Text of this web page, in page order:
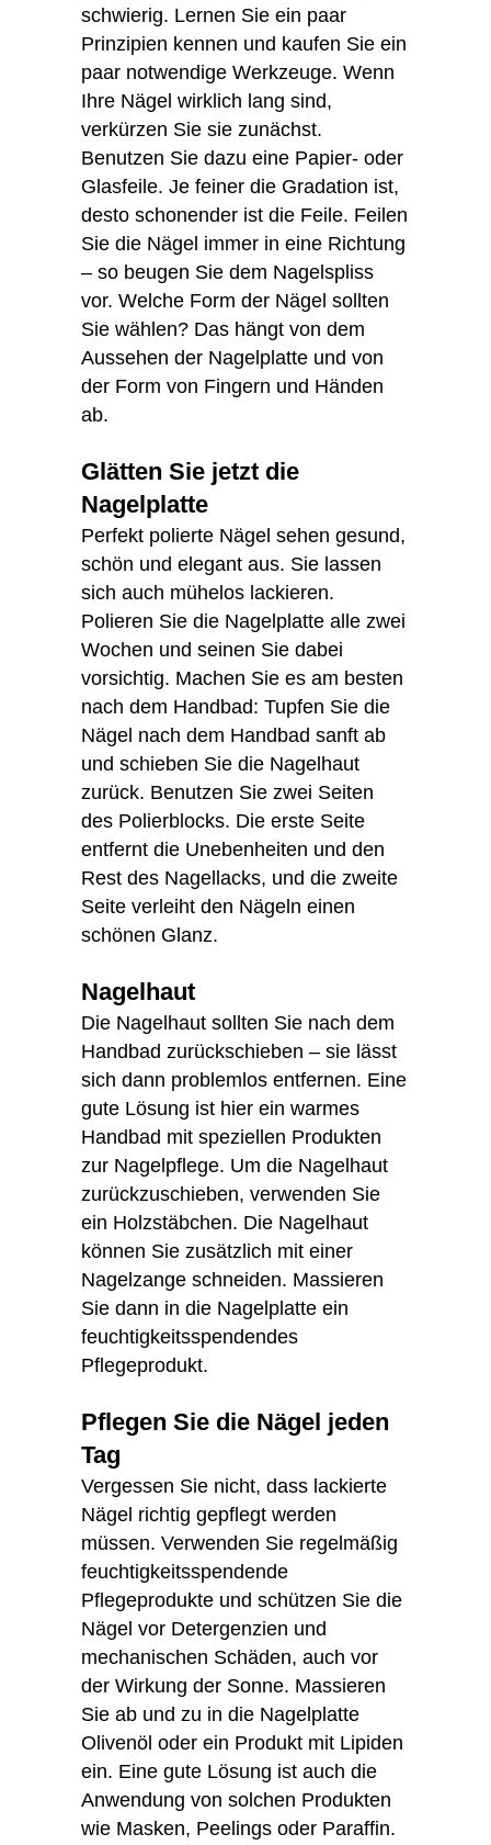
schwierig. Lernen Sie ein paar
Prinzipien kennen und kaufen Sie ein
paar notwendige Werkzeuge. Wenn
Ihre Nägel wirklich lang sind,
verkürzen Sie sie zunächst.
Benutzen Sie dazu eine Papier- oder
Glasfeile. Je feiner die Gradation ist,
desto schonender ist die Feile. Feilen
Sie die Nägel immer in eine Richtung
– so beugen Sie dem Nagelspliss
vor. Welche Form der Nägel sollten
Sie wählen? Das hängt von dem
Aussehen der Nagelplatte und von
der Form von Fingern und Händen
ab.
Glätten Sie jetzt die
Nagelplatte
Perfekt polierte Nägel sehen gesund,
schön und elegant aus. Sie lassen
sich auch mühelos lackieren.
Polieren Sie die Nagelplatte alle zwei
Wochen und seinen Sie dabei
vorsichtig. Machen Sie es am besten
nach dem Handbad: Tupfen Sie die
Nägel nach dem Handbad sanft ab
und schieben Sie die Nagelhaut
zurück. Benutzen Sie zwei Seiten
des Polierblocks. Die erste Seite
entfernt die Unebenheiten und den
Rest des Nagellacks, und die zweite
Seite verleiht den Nägeln einen
schönen Glanz.
Nagelhaut
Die Nagelhaut sollten Sie nach dem
Handbad zurückschieben – sie lässt
sich dann problemlos entfernen. Eine
gute Lösung ist hier ein warmes
Handbad mit speziellen Produkten
zur Nagelpflege. Um die Nagelhaut
zurückzuschieben, verwenden Sie
ein Holzstäbchen. Die Nagelhaut
können Sie zusätzlich mit einer
Nagelzange schneiden. Massieren
Sie dann in die Nagelplatte ein
feuchtigkeitsspendendes
Pflegeprodukt.
Pflegen Sie die Nägel jeden
Tag
Vergessen Sie nicht, dass lackierte
Nägel richtig gepflegt werden
müssen. Verwenden Sie regelmäßig
feuchtigkeitsspendende
Pflegeprodukte und schützen Sie die
Nägel vor Detergenzien und
mechanischen Schäden, auch vor
der Wirkung der Sonne. Massieren
Sie ab und zu in die Nagelplatte
Olivenöl oder ein Produkt mit Lipiden
ein. Eine gute Lösung ist auch die
Anwendung von solchen Produkten
wie Masken, Peelings oder Paraffin.